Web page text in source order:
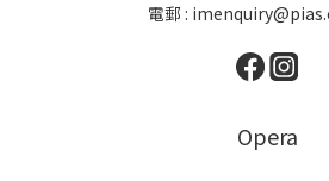
電郵 :
Opera